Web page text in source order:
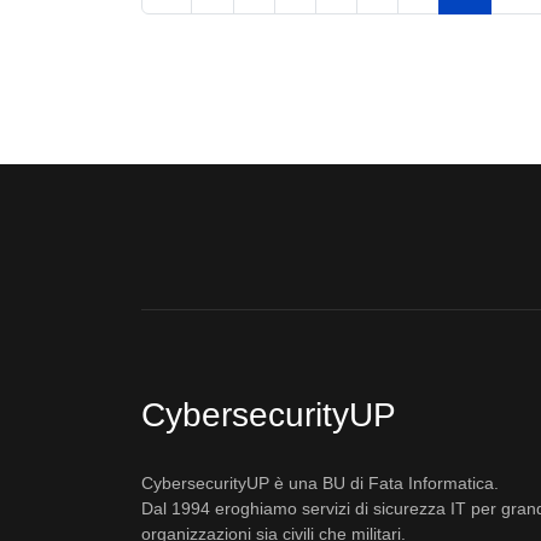
CybersecurityUP
CybersecurityUP è una BU di Fata Informatica.
Dal 1994 eroghiamo servizi di sicurezza IT per
organizzazioni sia civili che militari.